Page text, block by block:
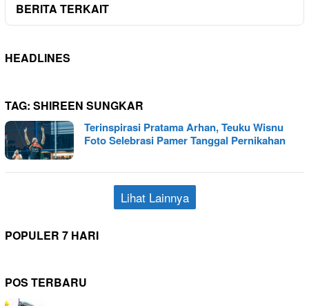
BERITA TERKAIT
HEADLINES
TAG: SHIREEN SUNGKAR
Terinspirasi Pratama Arhan, Teuku Wisnu
Foto Selebrasi Pamer Tanggal Pernikahan
Lihat Lainnya
POPULER 7 HARI
POS TERBARU